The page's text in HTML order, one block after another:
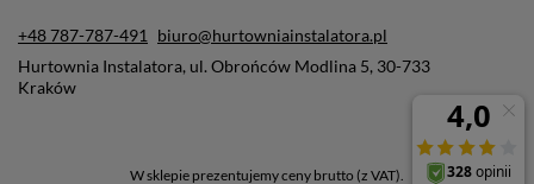
+48 787-787-491
biuro@hurtowniainstalatora.pl
Hurtownia Instalatora, ul. Obrońców Modlina 5, 30-733
Kraków
W sklepie prezentujemy ceny brutto (z VAT).